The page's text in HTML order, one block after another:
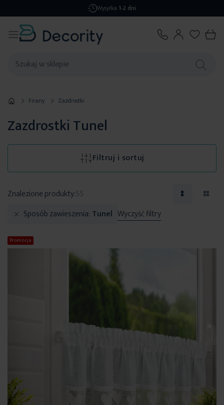
Darmowa dostawaod 299,99 zł
Firany Zazdrostki
Zazdrostki Tunel
Filtruj i sortuj
Znalezione produkty:55
Sposób zawieszenia Tunel Wyczyść filtry
Promocja